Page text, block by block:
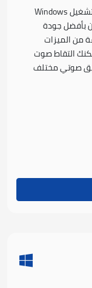
أداة جديدة وقوية لتسجيل الصوت في بيئة نظام تشغيل Windows
بأفضل جودة
من الميزات
التقاط صوت
صوتي مختلف